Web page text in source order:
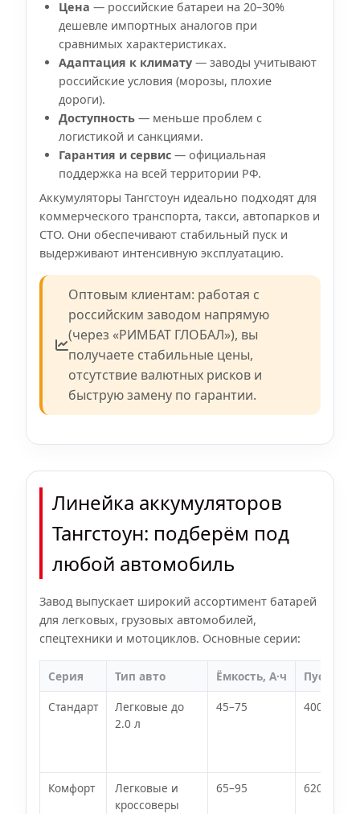
Цена — российские батареи на 20–30%
дешевле импортных аналогов при
сравнимых характеристиках.
Адаптация к климату — заводы учитывают
российские условия (морозы, плохие
дороги).
Доступность — меньше проблем с
логистикой и санкциями.
Гарантия и сервис — официальная
поддержка на всей территории РФ.
Аккумуляторы Тангстоун идеально подходят для
коммерческого транспорта, такси, автопарков и
СТО. Они обеспечивают стабильный пуск и
выдерживают интенсивную эксплуатацию.
Оптовым клиентам: работая с
российским заводом напрямую
(через «РИМБАТ ГЛОБАЛ»), вы
получаете стабильные цены,
отсутствие валютных рисков и
быструю замену по гарантии.
Линейка аккумуляторов
Тангстоун: подберём под
любой автомобиль
Завод выпускает широкий ассортимент батарей
для легковых, грузовых автомобилей,
спецтехники и мотоциклов. Основные серии:
Серия Тип авто Ёмкость, А·ч
Стандарт
Легковые до
2.0 л
45–75 400–680
Комфорт
Легковые и
кроссоверы
65–95 620–850